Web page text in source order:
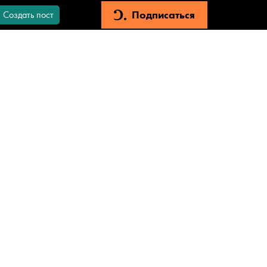
Создать пост Подписаться